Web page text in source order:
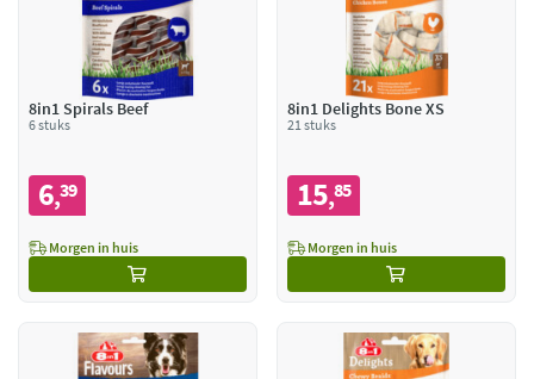
8in1 Spirals Beef
6 stuks
6,39
Morgen in huis
8in1 Delights Bone XS
21 stuks
15,85
Morgen in huis